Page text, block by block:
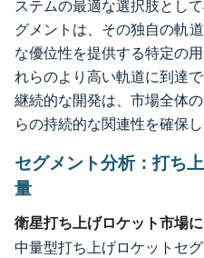
ステムの最適な選択肢とし
グメントは、その独自の軌
な優位性を提供する特定の
れらのより高い軌道に到達
継続的な開発は、市場全体
らの持続的な関連性を確保し
セグメント分析：打ち
量
衛星打ち上げロケット市場
中量型打ち上げロケットセ